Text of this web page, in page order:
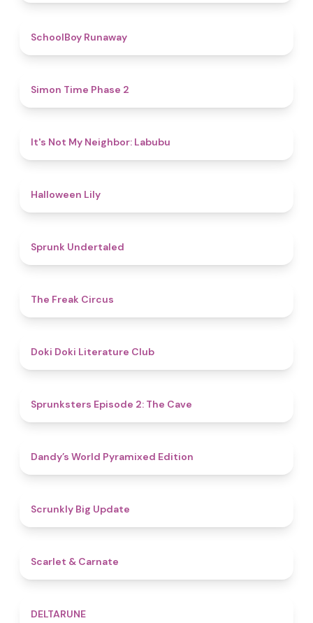
SchoolBoy Runaway
Simon Time Phase 2
It's Not My Neighbor: Labubu
Halloween Lily
Sprunk Undertaled
The Freak Circus
Doki Doki Literature Club
Sprunksters Episode 2: The Cave
Dandy’s World Pyramixed Edition
Scrunkly Big Update
Scarlet & Carnate
DELTARUNE